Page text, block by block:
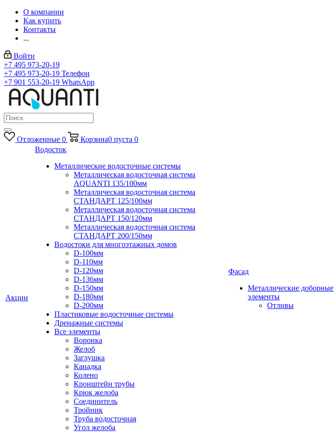
О компании
Как купить
Контакты
...
Войти
+7 495 973-20-19
+7 495 973-20-19 Телефон
+7 901 553-20-19 WhatsApp
Отложенные 0 Корзина0 пуста 0
Акции
Водосток
Металлические водосточные системы
Металлическая водосточная система
AQUANTI 135/100мм
Металлическая водосточная система
СТАНДАРТ 125/100мм
Металлическая водосточная система
СТАНДАРТ 150/120мм
Металлическая водосточная система
СТАНДАРТ 200/150мм
Водостоки для многоэтажных домов
D-100мм
D-110мм
D-120мм
D-136мм
D-150мм
D-180мм
D-200мм
Пластиковые водосточные системы
Дренажные системы
Все элементы
Воронка
Желоб
Заглушка
Канадка
Колено
Кронштейн трубы
Крюк желоба
Соединитель
Тройник
Труба водосточная
Угол желоба
Фасад
Металлические доборные
элементы
Отливы